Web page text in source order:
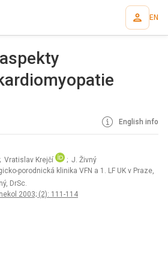
EN
English info
Vratislav Krejčí
; J. Živný
porodnická klinika VFN a 1. LF UK v Praze,
DrSc.
2003; (2): 111-114